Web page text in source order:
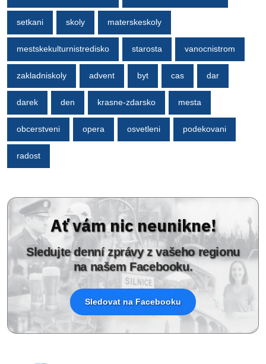
setkani skoly materskeskoly
mestskekulturnistredisko starosta vanocnistrom
zakladniskoly advent byt cas dar
darek den krasne-zdarsko mesta
obcerstveni opera osvetleni podekovani
radost
Ať vám nic neunikne!
Sledujte denní zprávy z vašeho regionu
na našem Facebooku.
Sledovat na Facebooku